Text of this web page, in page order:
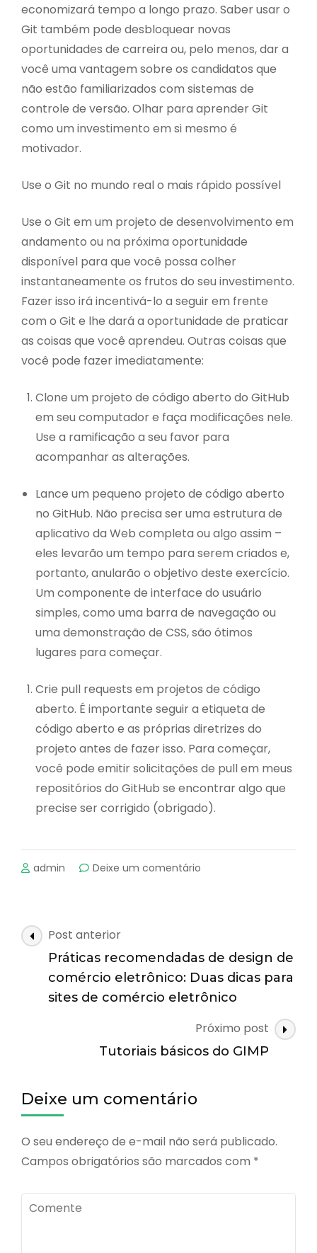
economizará tempo a longo prazo. Saber usar o
Git também pode desbloquear novas
oportunidades de carreira ou, pelo menos, dar a
você uma vantagem sobre os candidatos que
não estão familiarizados com sistemas de
controle de versão. Olhar para aprender Git
como um investimento em si mesmo é
motivador.
Use o Git no mundo real o mais rápido possível
Use o Git em um projeto de desenvolvimento em
andamento ou na próxima oportunidade
disponível para que você possa colher
instantaneamente os frutos do seu investimento.
Fazer isso irá incentivá-lo a seguir em frente
com o Git e lhe dará a oportunidade de praticar
as coisas que você aprendeu. Outras coisas que
você pode fazer imediatamente:
Clone um projeto de código aberto do GitHub
em seu computador e faça modificações nele.
Use a ramificação a seu favor para
acompanhar as alterações.
Lance um pequeno projeto de código aberto
no GitHub. Não precisa ser uma estrutura de
aplicativo da Web completa ou algo assim –
eles levarão um tempo para serem criados e,
portanto, anularão o objetivo deste exercício.
Um componente de interface do usuário
simples, como uma barra de navegação ou
uma demonstração de CSS, são ótimos
lugares para começar.
Crie pull requests em projetos de código
aberto. É importante seguir a etiqueta de
código aberto e as próprias diretrizes do
projeto antes de fazer isso. Para começar,
você pode emitir solicitações de pull em meus
repositórios do GitHub se encontrar algo que
precise ser corrigido (obrigado).
admin Deixe um comentário
Navegação
de
posts
Post anterior
Práticas recomendadas de design de
comércio eletrônico: Duas dicas para
sites de comércio eletrônico
Próximo post
Tutoriais básicos do GIMP
Deixe um comentário
O seu endereço de e-mail não será publicado.
Campos obrigatórios são marcados com *
Comente